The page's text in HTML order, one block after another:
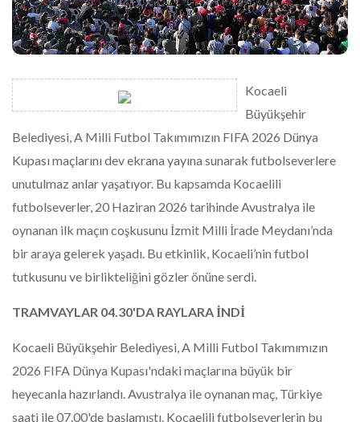
Kocaeli
Büyükşehir
Belediyesi, A Milli Futbol Takımımızın FIFA 2026 Dünya
Kupası maçlarını dev ekrana yayına sunarak futbolseverlere
unutulmaz anlar yaşatıyor. Bu kapsamda Kocaelili
futbolseverler, 20 Haziran 2026 tarihinde Avustralya ile
oynanan ilk maçın coşkusunu İzmit Milli İrade Meydanı’nda
bir araya gelerek yaşadı. Bu etkinlik, Kocaeli’nin futbol
tutkusunu ve birlikteliğini gözler önüne serdi.
TRAMVAYLAR 04.30'DA RAYLARA İNDİ
Kocaeli Büyükşehir Belediyesi, A Milli Futbol Takımımızın
2026 FIFA Dünya Kupası'ndaki maçlarına büyük bir
heyecanla hazırlandı. Avustralya ile oynanan maç, Türkiye
saati ile 07.00'de başlamıştı. Kocaelili futbolseverlerin bu